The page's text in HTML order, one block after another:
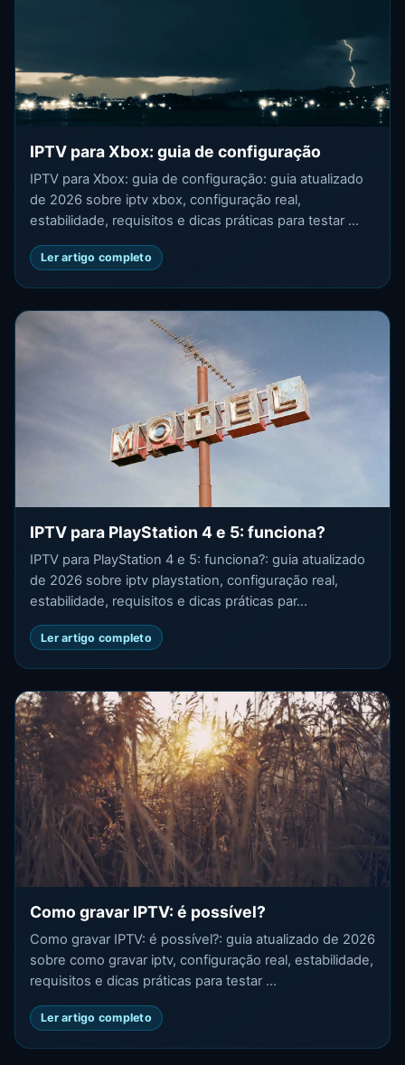
IPTV para Xbox: guia de configuração
IPTV para Xbox: guia de configuração: guia atualizado
de 2026 sobre iptv xbox, configuração real,
estabilidade, requisitos e dicas práticas para testar ...
Ler artigo completo
IPTV para PlayStation 4 e 5: funciona?
IPTV para PlayStation 4 e 5: funciona?: guia atualizado
de 2026 sobre iptv playstation, configuração real,
estabilidade, requisitos e dicas práticas par...
Ler artigo completo
Como gravar IPTV: é possível?
Como gravar IPTV: é possível?: guia atualizado de 2026
sobre como gravar iptv, configuração real, estabilidade,
requisitos e dicas práticas para testar ...
Ler artigo completo